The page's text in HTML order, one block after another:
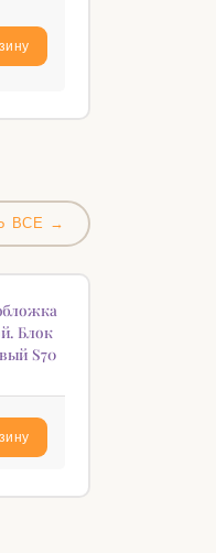
ВСЕ →
♡
Блок
S70